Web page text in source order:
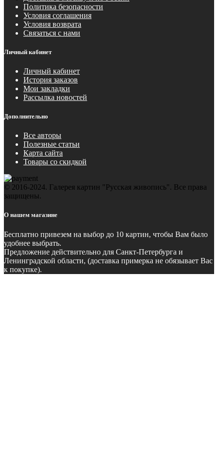
Политика безопасности
Условия соглашения
Условия возврата
Связаться с нами
Личный кабинет
Личный кабинет
История заказов
Мои закладки
Рассылка новостей
Дополнительно
Все авторы
Полезные статьи
Карта сайта
Товары со скидкой
© 2016-2024. Галерея картин "Русская живопись". Все права
защищены.
О нашем магазине
Бесплатно привезем на выбор до 10 картин, чтобы Вам было
удобнее выбрать.
Предложение действительно для Санкт-Петербурга и
Ленинградской области, (доставка примерка не обязывает Вас
к покупке).